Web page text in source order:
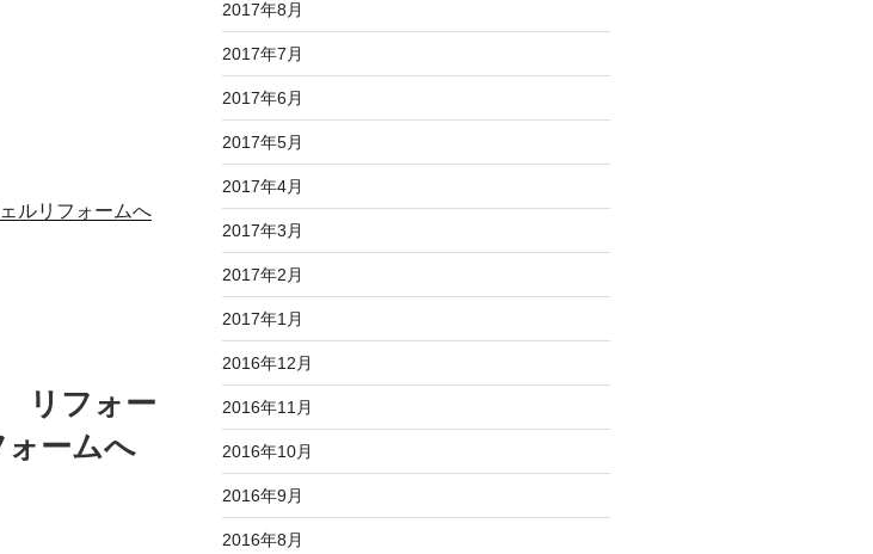
ルリフォームへ
リフォー
ームへ
2017年8月
2017年7月
2017年6月
2017年5月
2017年4月
2017年3月
2017年2月
2017年1月
2016年12月
2016年11月
2016年10月
2016年9月
2016年8月